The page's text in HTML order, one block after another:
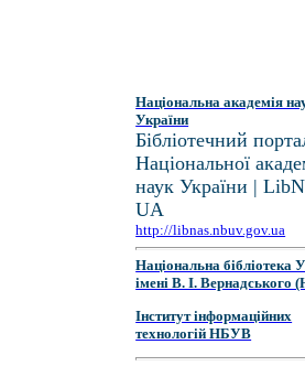
Національна академія
України
Бібліотечний
Національної
наук України |
UA
http://libnas.nbuv.gov.ua
Національна бібліотека
імені В. І.
Інститут інформаційних
технологій НБУВ